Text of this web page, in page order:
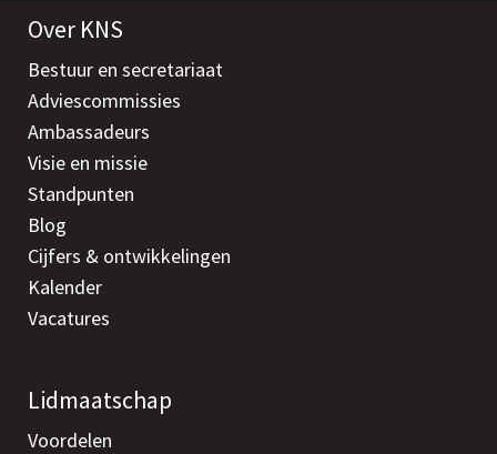
Over KNS
Bestuur en secretariaat
Adviescommissies
Ambassadeurs
Visie en missie
Standpunten
Blog
Cijfers & ontwikkelingen
Kalender
Vacatures
Lidmaatschap
Voordelen